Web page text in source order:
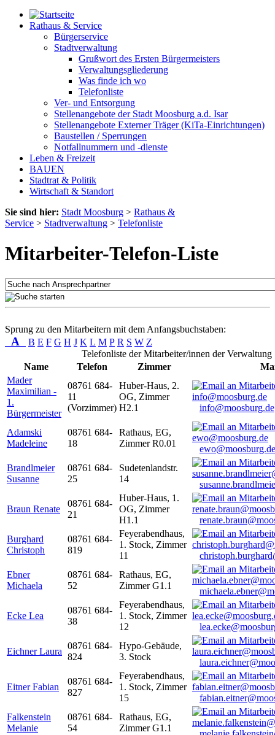
Rathaus & Service
Bürgerservice
Stadtverwaltung
Grußwort des Ersten Bürgermeisters
Verwaltungsgliederung
Was finde ich wo
Telefonliste
Ver- und Entsorgung
Stellenangebote der Stadt Moosburg a.d. Isar
Stellenangebote Externer Träger (KiTa-Einrichtungen)
Baustellen / Sperrungen
Notfallnummern und -dienste
Leben & Freizeit
BAUEN
Stadtrat & Politik
Wirtschaft & Standort
Sie sind hier: Stadt Moosburg > Rathaus &
Service > Stadtverwaltung > Telefonliste
Mitarbeiter-Telefon-Liste
Sprung zu den Mitarbeitern mit dem Anfangsbuchstaben:
A B E F G H J K L M P R S W Z
Telefonliste der Mitarbeiter/innen der Verwaltung
Name
Telefon Zimmer
Mader
Maximilian -
1.
Bürgermeister
08761 684-
11
(Vorzimmer)
Huber-Haus, 2.
OG, Zimmer
H2.1
info@moosburg.de
Adamski
Madeleine
08761 684-
18
Rathaus, EG,
Zimmer R0.01
ewo@moosburg.de
Brandlmeier
Susanne
08761 684-
25
Sudetenlandstr.
14
Braun Renate
08761 684-
21
Huber-Haus, 1.
OG, Zimmer
H1.1
Burghard
Christoph
08761 684-
819
Feyerabendhaus,
1. Stock, Zimmer
11
Ebner
Michaela
08761 684-
52
Rathaus, EG,
Zimmer G1.1
Ecke Lea
08761 684-
38
Feyerabendhaus,
1. Stock, Zimmer
12
Eichner Laura
08761 684-
824
Hypo-Gebäude,
3. Stock
Eitner Fabian
08761 684-
827
Feyerabendhaus,
1. Stock, Zimmer
15
Falkenstein
Melanie
08761 684-
54
Rathaus, EG,
Zimmer G1.1